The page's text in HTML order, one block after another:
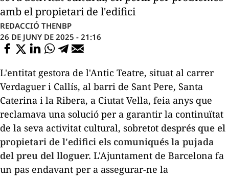
amb el propietari de l'edifici
REDACCIÓ THENBP
26 DE JUNY DE 2025 - 21:16
L'entitat gestora de l'Antic Teatre, situat al carrer
Verdaguer i Callís, al barri de Sant Pere, Santa
Caterina i la Ribera, a Ciutat Vella, feia anys que
reclamava una solució per a garantir la continuïtat
de la seva activitat cultural, sobretot després que el
propietari de l'edifici els comuniqués la pujada
del preu del lloguer. L'Ajuntament de Barcelona fa
un pas endavant per a assegurar-ne la